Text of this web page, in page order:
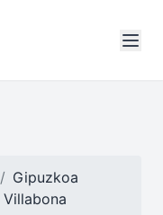
Gipuzkoa
Villabona